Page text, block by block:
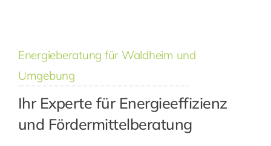
Energieberatung für Waldheim und
Umgebung
Ihr Experte für Energieeffizienz
und Fördermittelberatung